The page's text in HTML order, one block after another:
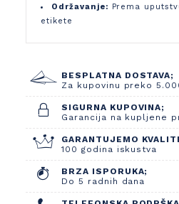
Održavanje: Prema
etikete
BESPLATNA DOSTAVA;
Za kupovinu preko
SIGURNA KUPOVINA;
Garancija na kupljene
GARANTUJEMO
100 godina iskustva
BRZA ISPORUKA;
Do 5 radnih dana